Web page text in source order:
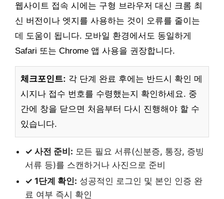
웹사이트 접속 시에는 구형 브라우저 대신 크롬 최
신 버전이나 엣지를 사용하는 것이 오류를 줄이는
데 도움이 됩니다. 모바일 환경에서도 동일하게
Safari 또는 Chrome 앱 사용을 권장합니다.
체크포인트: 각 단계 완료 후에는 반드시 확인 메
시지나 접수 번호를 수령했는지 확인하세요. 중
간에 창을 닫으면 처음부터 다시 진행해야 할 수
있습니다.
✓ 사전 준비: 모든 필요 서류(신분증, 통장, 증빙
서류 등)를 스캔하거나 사진으로 준비
✓ 1단계 확인: 성공적인 로그인 및 본인 인증 완
료 여부 즉시 확인